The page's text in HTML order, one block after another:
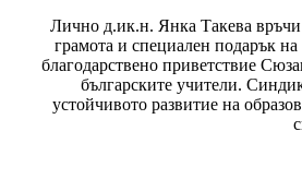
Лично д.ик.н. Янка Такева връчи
грамота и специален подарък
благодарствено приветствие
българските учители.
устойчивото развитие на